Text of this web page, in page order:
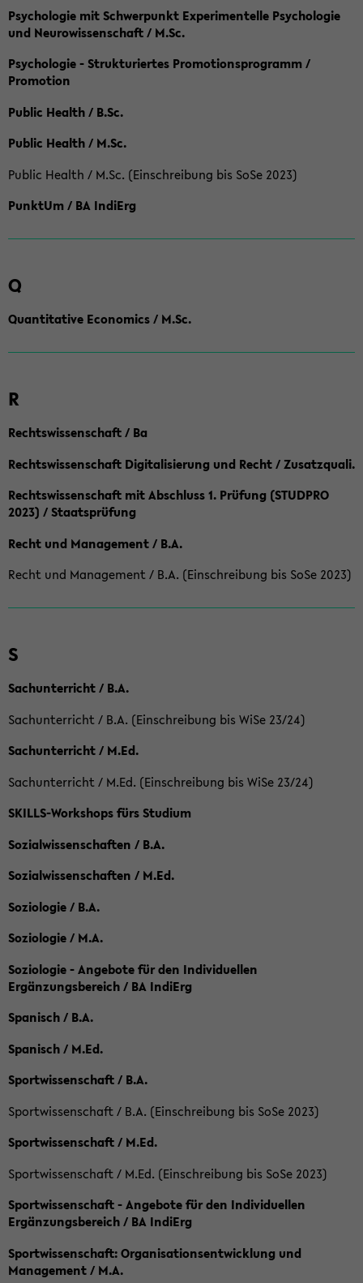
Psychologie mit Schwerpunkt Experimentelle Psychologie
und Neurowissenschaft / M.Sc.
Psychologie - Strukturiertes Promotionsprogramm /
Promotion
Public Health / B.Sc.
Public Health / M.Sc.
Public Health / M.Sc. (Einschreibung bis SoSe 2023)
PunktUm / BA IndiErg
Q
Quantitative Economics / M.Sc.
R
Rechtswissenschaft / Ba
Rechtswissenschaft Digitalisierung und Recht / Zusatzquali.
Rechtswissenschaft mit Abschluss 1. Prüfung (STUDPRO
2023) / Staatsprüfung
Recht und Management / B.A.
Recht und Management / B.A. (Einschreibung bis SoSe 2023)
S
Sachunterricht / B.A.
Sachunterricht / B.A. (Einschreibung bis WiSe 23/24)
Sachunterricht / M.Ed.
Sachunterricht / M.Ed. (Einschreibung bis WiSe 23/24)
SKILLS-Workshops fürs Studium
Sozialwissenschaften / B.A.
Sozialwissenschaften / M.Ed.
Soziologie / B.A.
Soziologie / M.A.
Soziologie - Angebote für den Individuellen
Ergänzungsbereich / BA IndiErg
Spanisch / B.A.
Spanisch / M.Ed.
Sportwissenschaft / B.A.
Sportwissenschaft / B.A. (Einschreibung bis SoSe 2023)
Sportwissenschaft / M.Ed.
Sportwissenschaft / M.Ed. (Einschreibung bis SoSe 2023)
Sportwissenschaft - Angebote für den Individuellen
Ergänzungsbereich / BA IndiErg
Sportwissenschaft: Organisationsentwicklung und
Management / M.A.